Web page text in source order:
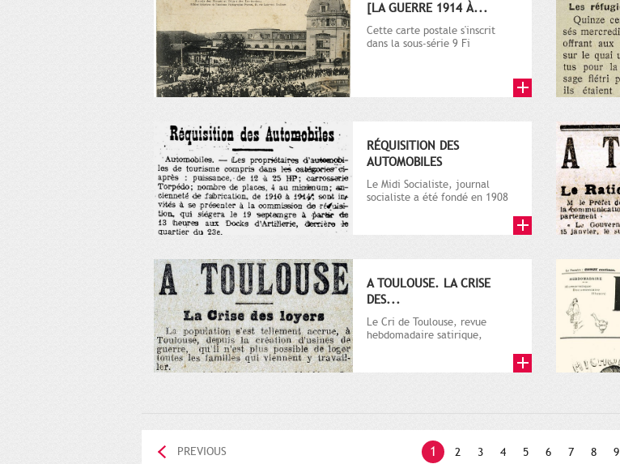
[LA GUERRE 1914 À...
Cette carte postale s'inscrit
dans la sous-série 9 Fi
RÉQUISITION DES
AUTOMOBILES
Le Midi Socialiste, journal
socialiste a été fondé en 1908
A TOULOUSE. LA CRISE
DES...
Le Cri de Toulouse, revue
hebdomadaire satirique,
1 2 3 4 5 6 7 8 9
PREVIOUS